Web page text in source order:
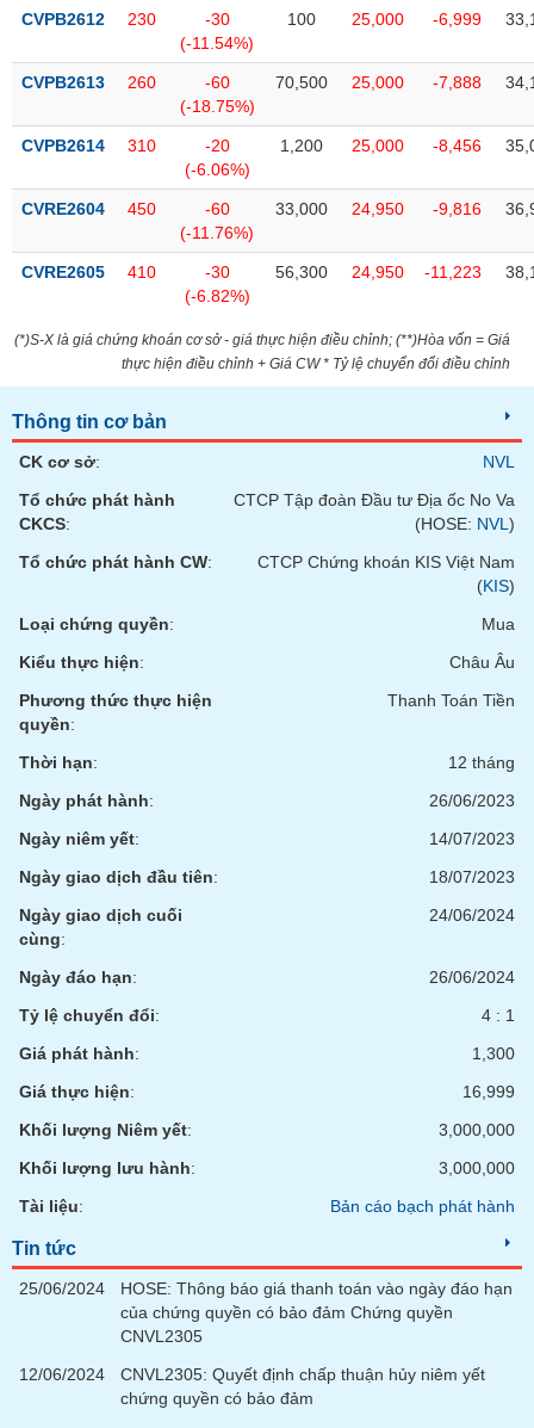
CVPB2612 230
-30
(-11.54%)
100 25,000 -6,999
CVPB2613 260
-60
(-18.75%)
70,500 25,000 -7,888
CVPB2614 310
-20
(-6.06%)
1,200 25,000 -8,456
CVRE2604 450
-60
(-11.76%)
33,000 24,950 -9,816
CVRE2605 410
-30
(-6.82%)
56,300 24,950 -11,223
(*)S-X là giá chứng khoán cơ sở - giá thực hiện điều chỉnh; (**)Hòa vốn = Giá
thực hiện điều chỉnh + Giá CW * Tỷ lệ chuyển đổi điều chỉnh
Thông tin cơ bản
CK cơ sở:
NVL
Tổ chức phát hành
CKCS:
CTCP Tập đoàn Đầu tư Địa ốc No Va
(HOSE: NVL )
Tổ chức phát hành CW:
CTCP Chứng khoán KIS Việt Nam
(KIS)
Loại chứng quyền:
Mua
Kiểu thực hiện:
Châu Âu
Phương thức thực hiện
quyền:
Thanh Toán Tiền
Thời hạn:
12 tháng
Ngày phát hành:
26/06/2023
Ngày niêm yết:
14/07/2023
Ngày giao dịch đầu tiên:
18/07/2023
Ngày giao dịch cuối
cùng:
24/06/2024
Ngày đáo hạn:
26/06/2024
Tỷ lệ chuyển đổi:
4 : 1
Giá phát hành:
1,300
Giá thực hiện:
16,999
Khối lượng Niêm yết:
3,000,000
Khối lượng lưu hành:
3,000,000
Tài liệu: Bản cáo bạch phát hành
Tin tức
25/06/2024
HOSE: Thông báo giá thanh toán vào ngày đáo hạn
của chứng quyền có bảo đảm Chứng quyền
CNVL2305
12/06/2024
CNVL2305: Quyết định chấp thuận hủy niêm yết
chứng quyền có bảo đảm
tức
(-)
Bài
tác
(-)
Báo
cáo
tích
(-)
ngữ
(-)
(-)
Đào
tạo
Sách
tài
Công
đầu
tư
Truyền
tài
chính
Dữ